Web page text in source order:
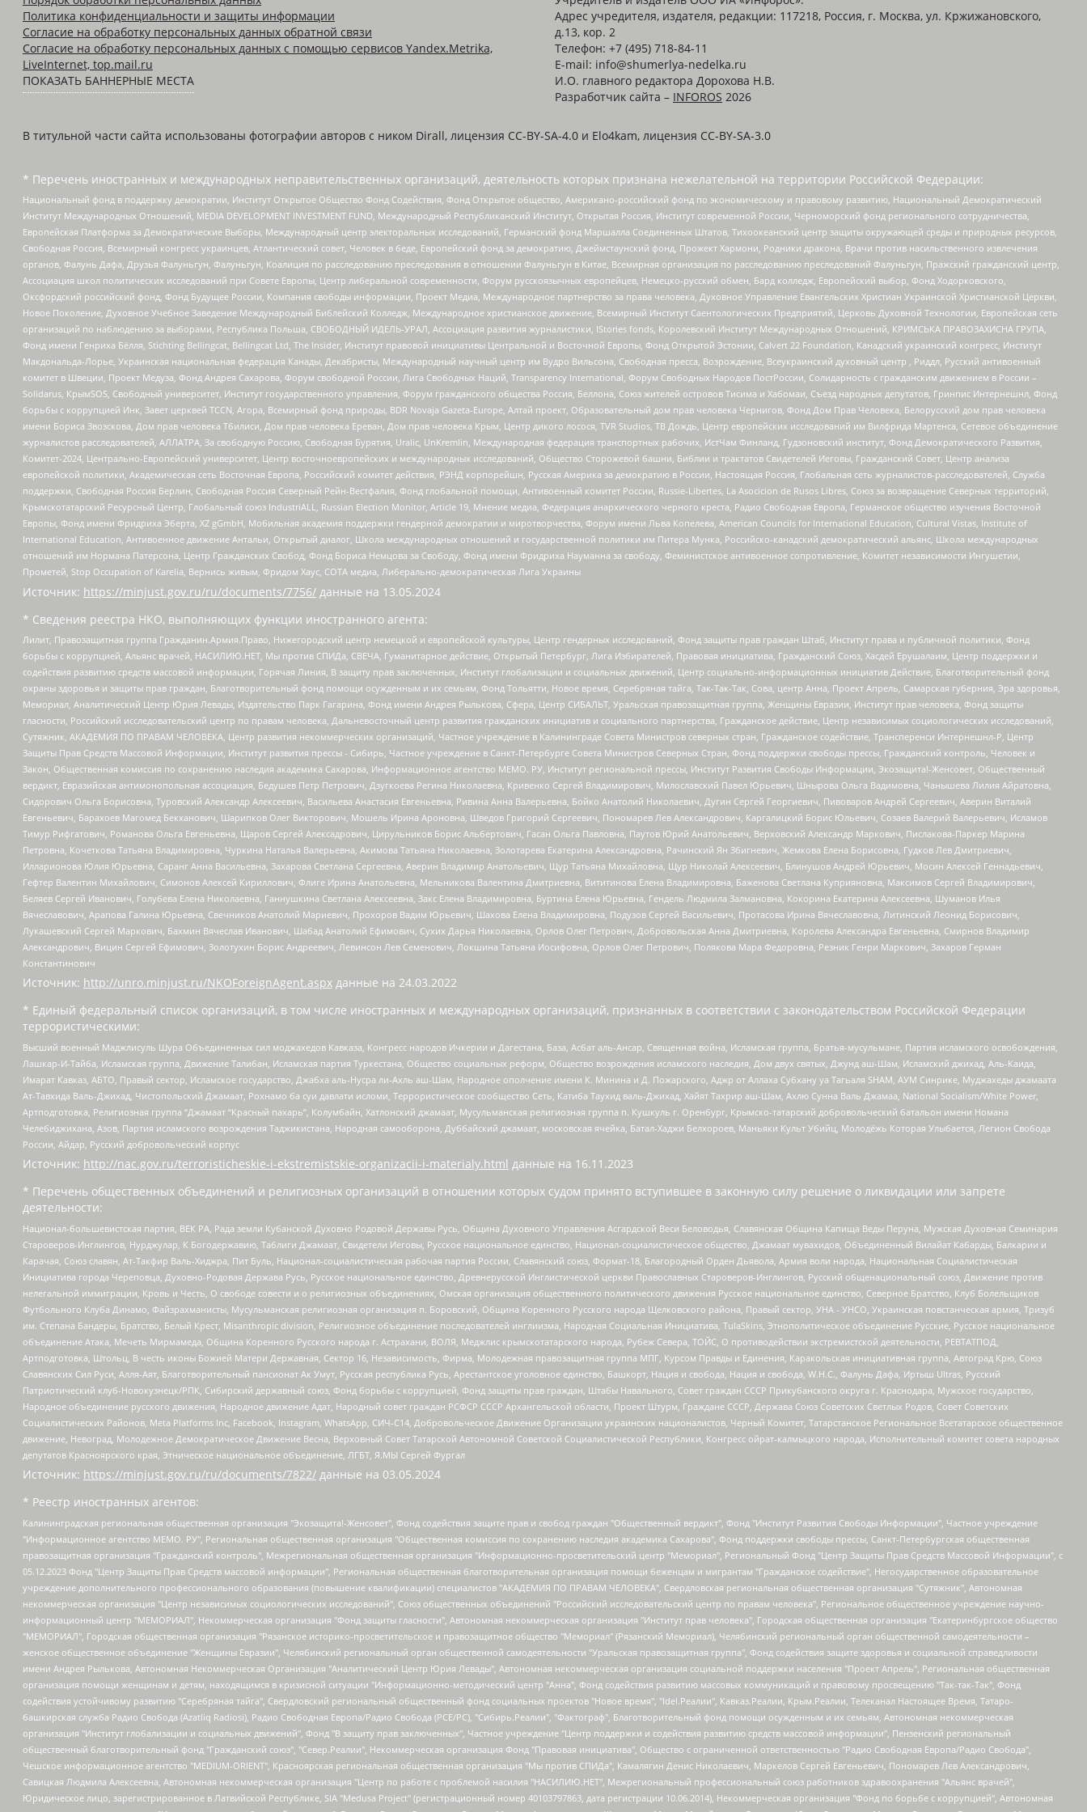
Политика конфиденциальности и защиты информации
Согласие на обработку персональных данных обратной связи
Согласие на обработку персональных данных с помощью сервисов Yandex.Metrika,
LiveInternet, top.mail.ru
ПОКАЗАТЬ БАННЕРНЫЕ МЕСТА
Адрес учредителя, издателя, редакции: 117218, Россия, г. Москва, ул. Кржижановского,
д.13, кор. 2
Телефон: +7 (495) 718-84-11
E-mail: info@shumerlya-nedelka.ru
И.О. главного редактора Дорохова Н.В.
Разработчик сайта – INFOROS 2026
В титульной части сайта использованы фотографии авторов с ником Dirall, лицензия CC-BY-SA-4.0 и Elo4kam, лицензия CC-BY-SA-3.0
* Перечень иностранных и международных неправительственных организаций, деятельность которых признана нежелательной на территории Российской Федерации:
Национальный фонд в поддержку демократии, Институт Открытое Общество Фонд Содействия, Фонд Открытое общество, Американо-российский фонд по экономическому и правовому развитию, Национальный Демократический
Институт Международных Отношений, MEDIA DEVELOPMENT INVESTMENT FUND, Международный Республиканский Институт, Открытая Россия, Институт современной России, Черноморский фонд регионального сотрудничества,
Европейская Платформа за Демократические Выборы, Международный центр электоральных исследований, Германский фонд Маршалла Соединенных Штатов, Тихоокеанский центр защиты окружающей среды и природных ресурсов,
Свободная Россия, Всемирный конгресс украинцев, Атлантический совет, Человек в беде, Европейский фонд за демократию, Джеймстаунский фонд, Прожект Хармони, Родники дракона, Врачи против насильственного извлечения
органов, Фалунь Дафа, Друзья Фалуньгун, Фалуньгун, Коалиция по расследованию преследования в отношении Фалуньгун в Китае, Всемирная организация по расследованию преследований Фалуньгун, Пражский гражданский центр,
Ассоциация школ политических исследований при Совете Европы, Центр либеральной современности, Форум русскоязычных европейцев, Немецко-русский обмен, Бард колледж, Европейский выбор, Фонд Ходорковского,
Оксфордский российский фонд, Фонд Будущее России, Компания свободы информации, Проект Медиа, Международное партнерство за права человека, Духовное Управление Евангельских Христиан Украинской Христианской Церкви,
Новое Поколение, Духовное Учебное Заведение Международный Библейский Колледж, Международное христианское движение, Всемирный Институт Саентологических Предприятий, Церковь Духовной Технологии, Европейская сеть
организаций по наблюдению за выборами, Республика Польша, СВОБОДНЫЙ ИДЕЛЬ-УРАЛ, Ассоциация развития журналистики, IStories fonds, Королевский Институт Международных Отношений, КРИМСЬКА ПРАВОЗАХИСНА ГРУПА,
Фонд имени Генриха Бёлля, Stichting Bellingcat, Bellingcat Ltd, The Insider, Институт правовой инициативы Центральной и Восточной Европы, Фонд Открытой Эстонии, Calvert 22 Foundation, Канадский украинский конгресс, Институт
Макдональда-Лорье, Украинская национальная федерация Канады, Декабристы, Международный научный центр им Вудро Вильсона, Свободная пресса, Возрождение, Всеукраинский духовный центр , Риддл, Русский антивоенный
комитет в Швеции, Проект Медуза, Фонд Андрея Сахарова, Форум свободной России, Лига Свободных Наций, Transparеncy International, Форум Свободных Народов ПостРоссии, Солидарность с гражданским движением в России –
Solidarus, КрымSOS, Свободный университет, Институт государственного управления, Форум гражданского общества Россия, Беллона, Союз жителей островов Тисима и Хабомаи, Съезд народных депутатов, Гринпис Интернешнл, Фонд
борьбы с коррупцией Инк, Завет церквей TCCN, Агора, Всемирный фонд природы, BDR Novaja Gazeta-Europe, Алтай проект, Образовательный дом прав человека Чернигов, Фонд Дом Прав Человека, Белорусский дом прав человека
имени Бориса Звозскова, Дом прав человека Тбилиси, Дом прав человека Ереван, Дом прав человека Крым, Центр дикого лосося, TVR Studios, ТВ Дождь, Центр европейских исследований им Вилфрида Мартенса, Сетевое объединение
журналистов расследователей, АЛЛАТРА, За свободную Россию, Свободная Бурятия, Uralic, UnKremlin, Международная федерация транспортных рабочих, ИстЧам Финланд, Гудзоновский институт, Фонд Демократического Развития,
Комитет-2024, Центрально-Европейский университет, Центр восточноевропейских и международных исследований, Общество Сторожевой башни, Библии и трактатов Свидетелей Иеговы, Гражданский Совет, Центр анализа
европейской политики, Академическая сеть Восточная Европа, Российский комитет действия, РЭНД корпорейшн, Русская Америка за демократию в России, Настоящая Россия, Глобальная сеть журналистов-расследователей, Служба
поддержки, Свободная Россия Берлин, Свободная Россия Северный Рейн-Вестфалия, Фонд глобальной помощи, Антивоенный комитет России, Russie-Libertes, La Asocicion de Rusos Libres, Союз за возвращение Северных территорий,
Крымскотатарский Ресурсный Центр, Глобальный союз IndustriALL, Russian Election Monitor, Article 19, Мнение медиа, Федерация анархического черного креста, Радио Свободная Европа, Германское общество изучения Восточной
Европы, Фонд имени Фридриха Эберта, XZ gGmbH, Мобильная академия поддержки гендерной демократии и миротворчества, Форум имени Льва Копелева, American Councils for International Education, Cultural Vistas, Institute of
International Education, Антивоенное движение Антальи, Открытый диалог, Школа международных отношений и государственной политики им Питера Мунка, Российско-канадский демократический альянс, Школа международных
отношений им Нормана Патерсона, Центр Гражданских Свобод, Фонд Бориса Немцова за Свободу, Фонд имени Фридриха Науманна за свободу, Феминистское антивоенное сопротивление, Комитет независимости Ингушетии,
Прометей, Stop Occupation of Karelia, Вернись живым, Фридом Хаус, СОТА медиа, Либерально-демократическая Лига Украины
Источник: https://minjust.gov.ru/ru/documents/7756/ данные на 13.05.2024
* Сведения реестра НКО, выполняющих функции иностранного агента:
Лилит, Правозащитная группа Гражданин.Армия.Право, Нижегородский центр немецкой и европейской культуры, Центр гендерных исследований, Фонд защиты прав граждан Штаб, Институт права и публичной политики, Фонд
борьбы с коррупцией, Альянс врачей, НАСИЛИЮ.НЕТ, Мы против СПИДа, СВЕЧА, Гуманитарное действие, Открытый Петербург, Лига Избирателей, Правовая инициатива, Гражданский Союз, Хасдей Ерушалаим, Центр поддержки и
содействия развитию средств массовой информации, Горячая Линия, В защиту прав заключенных, Институт глобализации и социальных движений, Центр социально-информационных инициатив Действие, Благотворительный фонд
охраны здоровья и защиты прав граждан, Благотворительный фонд помощи осужденным и их семьям, Фонд Тольятти, Новое время, Серебряная тайга, Так-Так-Так, Сова, центр Анна, Проект Апрель, Самарская губерния, Эра здоровья,
Мемориал, Аналитический Центр Юрия Левады, Издательство Парк Гагарина, Фонд имени Андрея Рылькова, Сфера, Центр СИБАЛЬТ, Уральская правозащитная группа, Женщины Евразии, Институт прав человека, Фонд защиты
гласности, Российский исследовательский центр по правам человека, Дальневосточный центр развития гражданских инициатив и социального партнерства, Гражданское действие, Центр независимых социологических исследований,
Сутяжник, АКАДЕМИЯ ПО ПРАВАМ ЧЕЛОВЕКА, Центр развития некоммерческих организаций, Частное учреждение в Калининграде Совета Министров северных стран, Гражданское содействие, Трансперенси Интернешнл-Р, Центр
Защиты Прав Средств Массовой Информации, Институт развития прессы - Сибирь, Частное учреждение в Санкт-Петербурге Совета Министров Северных Стран, Фонд поддержки свободы прессы, Гражданский контроль, Человек и
Закон, Общественная комиссия по сохранению наследия академика Сахарова, Информационное агентство МЕМО. РУ, Институт региональной прессы, Институт Развития Свободы Информации, Экозащита!-Женсовет, Общественный
вердикт, Евразийская антимонопольная ассоциация, Бедушев Петр Петрович, Дзугкоева Регина Николаевна, Кривенко Сергей Владимирович, Милославский Павел Юрьевич, Шнырова Ольга Вадимовна, Чанышева Лилия Айратовна,
Сидорович Ольга Борисовна, Туровский Александр Алексеевич, Васильева Анастасия Евгеньевна, Ривина Анна Валерьевна, Бойко Анатолий Николаевич, Дугин Сергей Георгиевич, Пивоваров Андрей Сергеевич, Аверин Виталий
Евгеньевич, Барахоев Магомед Бекханович, Шарипков Олег Викторович, Мошель Ирина Ароновна, Шведов Григорий Сергеевич, Пономарев Лев Александрович, Каргалицкий Борис Юльевич, Созаев Валерий Валерьевич, Исламов
Тимур Рифгатович, Романова Ольга Евгеньевна, Щаров Сергей Алексадрович, Цирульников Борис Альбертович, Гасан Ольга Павловна, Паутов Юрий Анатольевич, Верховский Александр Маркович, Пислакова-Паркер Марина
Петровна, Кочеткова Татьяна Владимировна, Чуркина Наталья Валерьевна, Акимова Татьяна Николаевна, Золотарева Екатерина Александровна, Рачинский Ян Збигневич, Жемкова Елена Борисовна, Гудков Лев Дмитриевич,
Илларионова Юлия Юрьевна, Саранг Анна Васильевна, Захарова Светлана Сергеевна, Аверин Владимир Анатольевич, Щур Татьяна Михайловна, Щур Николай Алексеевич, Блинушов Андрей Юрьевич, Мосин Алексей Геннадьевич,
Гефтер Валентин Михайлович, Симонов Алексей Кириллович, Флиге Ирина Анатольевна, Мельникова Валентина Дмитриевна, Вититинова Елена Владимировна, Баженова Светлана Куприяновна, Максимов Сергей Владимирович,
Беляев Сергей Иванович, Голубева Елена Николаевна, Ганнушкина Светлана Алексеевна, Закс Елена Владимировна, Буртина Елена Юрьевна, Гендель Людмила Залмановна, Кокорина Екатерина Алексеевна, Шуманов Илья
Вячеславович, Арапова Галина Юрьевна, Свечников Анатолий Мариевич, Прохоров Вадим Юрьевич, Шахова Елена Владимировна, Подузов Сергей Васильевич, Протасова Ирина Вячеславовна, Литинский Леонид Борисович,
Лукашевский Сергей Маркович, Бахмин Вячеслав Иванович, Шабад Анатолий Ефимович, Сухих Дарья Николаевна, Орлов Олег Петрович, Добровольская Анна Дмитриевна, Королева Александра Евгеньевна, Смирнов Владимир
Александрович, Вицин Сергей Ефимович, Золотухин Борис Андреевич, Левинсон Лев Семенович, Локшина Татьяна Иосифовна, Орлов Олег Петрович, Полякова Мара Федоровна, Резник Генри Маркович, Захаров Герман
Константинович
Источник: http://unro.minjust.ru/NKOForeignAgent.aspx данные на 24.03.2022
* Единый федеральный список организаций, в том числе иностранных и международных организаций, признанных в соответствии с законодательством Российской Федерации
террористическими:
Высший военный Маджлисуль Шура Объединенных сил моджахедов Кавказа, Конгресс народов Ичкерии и Дагестана, База, Асбат аль-Ансар, Священная война, Исламская группа, Братья-мусульмане, Партия исламского освобождения,
Лашкар-И-Тайба, Исламская группа, Движение Талибан, Исламская партия Туркестана, Общество социальных реформ, Общество возрождения исламского наследия, Дом двух святых, Джунд аш-Шам, Исламский джихад, Аль-Каида,
Имарат Кавказ, АБТО, Правый сектор, Исламское государство, Джабха аль-Нусра ли-Ахль аш-Шам, Народное ополчение имени К. Минина и Д. Пожарского, Аджр от Аллаха Субхану уа Тагьаля SHAM, АУМ Синрике, Муджахеды джамаата
Ат-Тавхида Валь-Джихад, Чистопольский Джамаат, Рохнамо ба суи давлати исломи, Террористическое сообщество Сеть, Катиба Таухид валь-Джихад, Хайят Тахрир аш-Шам, Ахлю Сунна Валь Джамаа, National Socialism/White Power,
Артподготовка, Религиозная группа “Джамаат “Красный пахарь”, Колумбайн, Хатлонский джамаат, Мусульманская религиозная группа п. Кушкуль г. Оренбург, Крымско-татарский добровольческий батальон имени Номана
Челебиджихана, Азов, Партия исламского возрождения Таджикистана, Народная самооборона, Дуббайский джамаат, московская ячейка, Батал-Хаджи Белхороев, Маньяки Культ Убийц, Молодёжь Которая Улыбается, Легион Свобода
России, Айдар, Русский добровольческий корпус
Источник: http://nac.gov.ru/terroristicheskie-i-ekstremistskie-organizacii-i-materialy.html данные на 16.11.2023
* Перечень общественных объединений и религиозных организаций в отношении которых судом принято вступившее в законную силу решение о ликвидации или запрете
деятельности:
Национал-большевистская партия, ВЕК РА, Рада земли Кубанской Духовно Родовой Державы Русь, Община Духовного Управления Асгардской Веси Беловодья, Славянская Община Капища Веды Перуна, Мужская Духовная Семинария
Староверов-Инглингов, Нурджулар, К Богодержавию, Таблиги Джамаат, Свидетели Иеговы, Русское национальное единство, Национал-социалистическое общество, Джамаат мувахидов, Объединенный Вилайат Кабарды, Балкарии и
Карачая, Союз славян, Ат-Такфир Валь-Хиджра, Пит Буль, Национал-социалистическая рабочая партия России, Славянский союз, Формат-18, Благородный Орден Дьявола, Армия воли народа, Национальная Социалистическая
Инициатива города Череповца, Духовно-Родовая Держава Русь, Русское национальное единство, Древнерусской Инглистической церкви Православных Староверов-Инглингов, Русский общенациональный союз, Движение против
нелегальной иммиграции, Кровь и Честь, О свободе совести и о религиозных объединениях, Омская организация общественного политического движения Русское национальное единство, Северное Братство, Клуб Болельщиков
Футбольного Клуба Динамо, Файзрахманисты, Мусульманская религиозная организация п. Боровский, Община Коренного Русского народа Щелковского района, Правый сектор, УНА - УНСО, Украинская повстанческая армия, Тризуб
им. Степана Бандеры, Братство, Белый Крест, Misanthropic division, Религиозное объединение последователей инглиизма, Народная Социальная Инициатива, TulaSkins, Этнополитическое объединение Русские, Русское национальное
объединение Атака, Мечеть Мирмамеда, Община Коренного Русского народа г. Астрахани, ВОЛЯ, Меджлис крымскотатарского народа, Рубеж Севера, ТОЙС, О противодействии экстремистской деятельности, РЕВТАТПОД,
Артподготовка, Штольц, В честь иконы Божией Матери Державная, Сектор 16, Независимость, Фирма, Молодежная правозащитная группа МПГ, Курсом Правды и Единения, Каракольская инициативная группа, Автоград Крю, Союз
Славянских Сил Руси, Алля-Аят, Благотворительный пансионат Ак Умут, Русская республика Русь, Арестантское уголовное единство, Башкорт, Нация и свобода, Нация и свобода, W.H.С., Фалунь Дафа, Иртыш Ultras, Русский
Патриотический клуб-Новокузнецк/РПК, Сибирский державный союз, Фонд борьбы с коррупцией, Фонд защиты прав граждан, Штабы Навального, Совет граждан СССР Прикубанского округа г. Краснодара, Мужское государство,
Народное объединение русского движения, Народное движение Адат, Народный совет граждан РСФСР СССР Архангельской области, Проект Штурм, Граждане СССР, Держава Союз Советских Светлых Родов, Совет Советских
Социалистических Районов, Meta Platforms Inc, Facebook, Instagram, WhatsApp, СИЧ-С14, Добровольческое Движение Организации украинских националистов, Черный Комитет, Татарстанское Региональное Всетатарское общественное
движение, Невоград, Молодежное Демократическое Движение Весна, Верховный Совет Татарской Автономной Советской Социалистической Республики, Конгресс ойрат-калмыцкого народа, Исполнительный комитет совета народных
депутатов Красноярского края, Этническое национальное объединение, ЛГБТ, Я.МЫ Сергей Фургал
Источник: https://minjust.gov.ru/ru/documents/7822/ данные на 03.05.2024
* Реестр иностранных агентов:
Калининградская региональная общественная организация "Экозащита!-Женсовет", Фонд содействия защите прав и свобод граждан "Общественный вердикт", Фонд "Институт Развития Свободы Информации", Частное учреждение "Информационное агентство МЕМО. РУ", Региональная общественная организация "Общественная комиссия по сохранению наследия академика Сахарова", Фонд поддержки свободы прессы, Санкт-Петербургская общественная правозащитная организация "Гражданский контроль", Межрегиональная общественная организация "Информационно-просветительский центр "Мемориал", Региональный Фонд "Центр Защиты Прав Средств Массовой Информации", с 05.12.2023 Фонд "Центр Защиты Прав Средств массовой информации", Региональная общественная благотворительная организация помощи беженцам и мигрантам "Гражданское содействие", Негосударственное образовательное учреждение дополнительного профессионального образования (повышение квалификации) специалистов "АКАДЕМИЯ ПО ПРАВАМ ЧЕЛОВЕКА", Свердловская региональная общественная организация "Сутяжник", Автономная некоммерческая организация "Центр независимых социологических исследований", Союз общественных объединений "Российский исследовательский центр по правам человека", Региональное общественное учреждение научно-информационный центр "МЕМОРИАЛ", Некоммерческая организация "Фонд защиты гласности", Автономная некоммерческая организация "Институт прав человека", Городская общественная организация "Екатеринбургское общество "МЕМОРИАЛ", Городская общественная организация "Рязанское историко-просветительское и правозащитное общество "Мемориал" (Рязанский Мемориал), Челябинский региональный орган общественной самодеятельности – женское общественное объединение "Женщины Евразии", Челябинский региональный орган общественной самодеятельности "Уральская правозащитная группа", Фонд содействия защите здоровья и социальной справедливости имени Андрея Рылькова, Автономная Некоммерческая Организация "Аналитический Центр Юрия Левады", Автономная некоммерческая организация социальной поддержки населения "Проект Апрель", Региональная общественная организация помощи женщинам и детям, находящимся в кризисной ситуации "Информационно-методический центр "Анна", Фонд содействия развитию массовых коммуникаций и правовому просвещению "Так-так-Так", Фонд содействия устойчивому развитию "Серебряная тайга", Свердловский региональный общественный фонд социальных проектов "Новое время", "Idel.Реалии", Кавказ.Реалии, Крым.Реалии, Телеканал Настоящее Время, Татаро-башкирская служба Радио Свобода (Azatliq Radiosi), Радио Свободная Европа/Радио Свобода (PCE/PC), "Сибирь.Реалии", "Фактограф", Благотворительный фонд помощи осужденным и их семьям, Автономная некоммерческая организация "Институт глобализации и социальных движений", Фонд "В защиту прав заключенных", Частное учреждение "Центр поддержки и содействия развитию средств массовой информации", Пензенский региональный общественный благотворительный фонд "Гражданский союз", "Север.Реалии", Некоммерческая организация Фонд "Правовая инициатива", Общество с ограниченной ответственностью "Радио Свободная Европа/Радио Свобода", Чешское информационное агентство "MEDIUM-ORIENT", Красноярская региональная общественная организация "Мы против СПИДа", Камалягин Денис Николаевич, Маркелов Сергей Евгеньевич, Пономарев Лев Александрович, Савицкая Людмила Алексеевна, Автономная некоммерческая организация "Центр по работе с проблемой насилия "НАСИЛИЮ.НЕТ", Межрегиональный профессиональный союз работников здравоохранения "Альянс врачей", Юридическое лицо, зарегистрированное в Латвийской Республике, SIA "Medusa Project" (регистрационный номер 40103797863, дата регистрации 10.06.2014), Некоммерческая организация "Фонд по борьбе с коррупцией", Автономная некоммерческая организация "Институт права и публичной политики", Баданин Роман Сергеевич, Гликин Максим Александрович, Железнова Мария Михайловна, Лукьянова Юлия Сергеевна, Маетная Елизавета Витальевна, Маняхин Петр Борисович, Чуракова Ольга Владимировна, Ярош Юлия Петровна, Юридическое лицо "The Insider SIA", зарегистрированное в Риге, Латвийская Республика (дата регистрации 26.06.2015), являющееся администратором доменного имени интернет-издания "The Insider SIA", https://theins.ru, Постернак Алексей Евгеньевич, Рубин Михаил Аркадьевич, Анин Роман Александрович, Юридическое лицо Istories fonds, зарегистрированное в Латвийской Республике (регистрационный номер 50008295751, дата регистрации 24.02.2020), Великовский Дмитрий Александрович, Долинина Ирина Николаевна, Мароховская Алеся Алексеевна, Шлейнов Роман Юрьевич, Шмагун Олеся Валентиновна, Общество с ограниченной ответственностью "Альтаир 2021", Общество с ограниченной ответственностью "Вега 2021", Общество с ограниченной ответственностью "Главный редактор 2021", Общество с ограниченной ответственностью "Ромашки монолит", Важенков Артем Валерьевич, Ивановская областная общественная организация "Центр гендерных исследований", Гурман Юрий Альбертович, Медиапроект "ОВД-Инфо", Егоров Владимир Владимирович, Жилинский Владимир Александрович, Общество с ограниченной ответственностью "ЗП", Иванова София Юрьевна, Карезина Инна Павловна, Кильтау Екатерина Викторовна, Петров Алексей Викторович, Пискунов Сергей Евгеньевич, Смирнов Сергей Сергеевич, Тихонов Михаил Сергеевич, Общество с ограниченной ответственностью "ЖУРНАЛИСТ-ИНОСТРАННЫЙ АГЕНТ", Арапова Галина Юрьевна, Вольтская Татьяна Анатольевна, Американская компания "Mason G.E.S. Anonymous Foundation" (США), являющаяся владельцем интернет-издания https://mnews.world/, Компания "Stichting Bellingcat", зарегистрированная в Нидерландах (дата регистрации 11.07.2018), Захаров Андрей Вячеславович, Клепиковская Екатерина Дмитриевна, Общество с ограниченной ответственностью "МЕМО", Перл Роман Александрович, Симонов Евгений Алексеевич, Соловьева Елена Анатольевна, Сотников Даниил Владимирович, Сурначева Елизавета Дмитриевна, Автономная некоммерческая организация по защите прав человека и информированию населения "Якутия – Наше Мнение", Общество с ограниченной ответственностью "Москоу диджитал медиа", с 26.01.2023 Общество с ограниченной ответственностью "Чайка Белые сады", Ветошкина Валерия Валерьевна, Заговора Максим Александрович, Межрегиональное общественное движение "Российская ЛГБТ - сеть", Оленичев Максим Владимирович, Павлов Иван Юрьевич, Скворцова Елена Сергеевна, Общество с ограниченной ответственностью "Как бы инагент", Кочетков Игорь Викторович, Общество с ограниченной ответственностью "Честные выборы", Еланчик Олег Александрович, Общество с ограниченной ответственностью "Нобелевский призыв", Гималова Регина Эмилевна, Григорьев Андрей Валерьевич, Григорьева Алина Александровна, Ассоциация по содействию защите прав призывников, альтернативнослужащих и военнослужащих "Правозащитная группа "Гражданин.Армия.Право", Хисамова Регина Фаритовна, Автономная некоммерческая организация по реализации социально-правовых программ "Лилит", Дальневосточное общественное движение "Маяк", Санкт-Петербургская ЛГБТ-инициативная группа "Выход", Инициативная группа ЛГБТ+ "Реверс", Алексеев Андрей Викторович, Бекбулатова Таисия Львовна, Беляев Иван Михайлович, Владыкина Елена Сергеевна, Гельман Марат Александрович, Никульшина Вероника Юрьевна, Толоконникова Надежда Андреевна, Шендерович Виктор Анатольевич, Общество с ограниченной ответственностью "Данное сообщение", Общество с ограниченной ответственностью Издательский дом "Новая глава", Айнбиндер Александра Александровна, Московский комьюнити-центр для ЛГБТ+инициатив, Благотворительный фонд развития филантропии, Deutsche Welle (Германия, Kurt-Schumacher-Strasse 3, 53113 Bonn), Борзунова Мария Михайловна, Воробьев Виктор Викторович, Голубева Анна Львовна, Константинова Алла Михайловна, Малкова Ирина Владимировна, Мурадов Мурад Абдулгалимович, Осетинская Елизавета Николаевна, Понасенков Евгений Николаевич, Ганапольский Матвей Юрьевич, Киселев Евгений Алексеевич, Борухович Ирина Григорьевна, Дремин Иван Тимофеевич, Дубровский Дмитрий Викторович, Красноярская региональная общественная организация поддержки и развития альтернативных образовательных технологий и межкультурных коммуникаций "ИНТЕРРА", Маяковская Екатерина Алексеевна, Фейгин Марк Захарович, Филимонов Андрей Викторович, Дзугкоева Регина Николаевна, Доброхотов Роман Александрович, Дудь Юрий Александрович, Елкин Сергей Владимирович, Кругликов Кирилл Игоревич, Сабунаева Мария Леонидовна, Семенов Алексей Владимирович, Шаинян Карен Багратович, Шульман Екатерина Михайловна, Асафьев Артур Валерьевич, Вахштайн Виктор Семенович, Венедиктов Алексей Алексеевич, Лушникова Екатерина Евгеньевна, Волков Леонид Михайлович, Невзоров Александр Глебович, Пархоменко Сергей Борисович, Сироткин Ярослав Николаевич, Кара-Мурза Владимир Владимирович, Баранова Наталья Владимировна, Гозман Леонид Яковлевич, Кагарлицкий Борис Юльевич, Климарев Михаил Валерьевич, Милов Владимир Станиславович, Автономная некоммерческая организация Краснодарский центр современного искусства "Типография", Моргенштерн Алишер Тагирович, Соболь Любовь Эдуардовна, Общество с ограниченной ответственностью "ЛИЗА НОРМ", Каспаров Гарри Кимович, Ходорковский Михаил Борисович, Общество с ограниченной ответственностью "Апрельские тезисы", Данилович Ирина Брониславовна, Кашин Олег Владимирович, Петров Николай Владимирович, Пивоваров Алексей Владимирович, Соколов Михаил Владимирович, Цветкова Юлия Владимировна, Чичваркин Евгений Александрович, Комитет против пыток/Команда против пыток, Общество с ограниченной ответственностью "Первый научный", Общество с ограниченной ответственностью "Вертолет и ко", Белоцерковская Вероника Борисовна, Кац Максим Евгеньевич, Лазарева Татьяна Юрьевна, Шаведдинов Руслан Табризович, Яшин Илья Валерьевич, Общество с ограниченной ответственностью "Иноагент ААВ", Алешковский Дмитрий Петрович, Альбац Евгения Марковна, Быков Дмитрий Львович, Галямина Юлия Евгеньевна, Лойко Сергей Леонидович, Мартынов Кирилл Константинович, Медведев Сергей Александрович, Крашенинников Федор Геннадиевич, Гордеева Катерина Вл